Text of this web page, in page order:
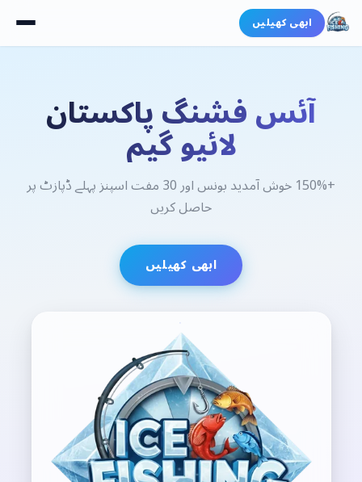
ابھی کھیلیں
آئس فشنگ پاکستان
لائیو گیم
+150% خوش آمدید بونس اور 30 مفت اسپنز پہلے ڈپازٹ پر
حاصل کریں
ابھی کھیلیں